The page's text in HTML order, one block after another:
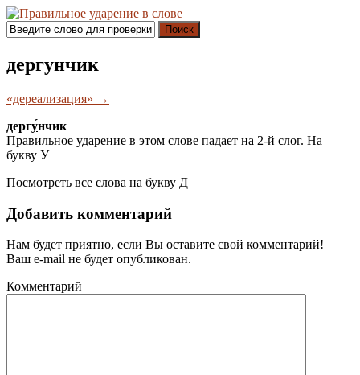
Поиск
дергунчик
«дереализация» →
дергу́нчик
Правильное ударение в этом слове падает на 2-й слог. На
букву У
Посмотреть все слова на букву Д
Добавить комментарий
Нам будет приятно, если Вы оставите свой комментарий!
Ваш e-mail не будет опубликован.
Комментарий